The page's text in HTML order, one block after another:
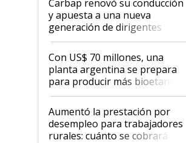
Carbap renovó su conducción
y apuesta a una nueva
generación de dirigentes
rurales
Con US$ 70 millones, una
planta argentina se prepara
para producir más bioetanol
que nunca
Aumentó la prestación por
desempleo para trabajadores
rurales: cuánto se cobrará